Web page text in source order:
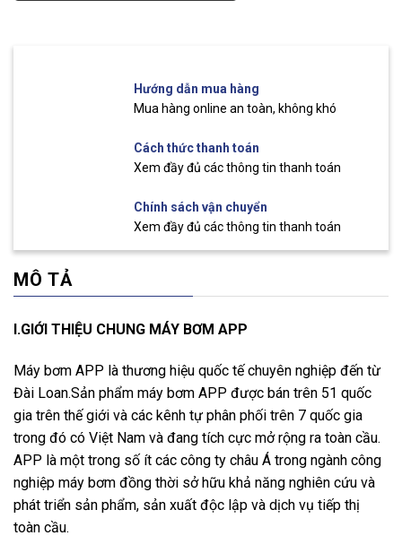
Hướng dẫn mua hàng
Mua hàng online an toàn, không khó
Cách thức thanh toán
Xem đầy đủ các thông tin thanh toán
Chính sách vận chuyển
Xem đầy đủ các thông tin thanh toán
MÔ TẢ
I.GIỚI THIỆU CHUNG MÁY BƠM APP
Máy bơm APP là thương hiệu quốc tế chuyên nghiệp đến từ
Đài Loan.Sản phẩm máy bơm APP được bán trên 51 quốc
gia trên thế giới và các kênh tự phân phối trên 7 quốc gia
trong đó có Việt Nam và đang tích cực mở rộng ra toàn cầu.
APP là một trong số ít các công ty châu Á trong ngành công
nghiệp máy bơm đồng thời sở hữu khả năng nghiên cứu và
phát triển sản phẩm, sản xuất độc lập và dịch vụ tiếp thị
toàn cầu.